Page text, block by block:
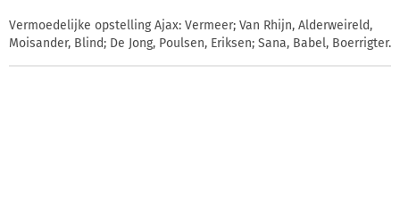
Vermoedelijke opstelling Ajax: Vermeer; Van Rhijn, Alderweireld,
Moisander, Blind; De Jong, Poulsen, Eriksen; Sana, Babel, Boerrigter.